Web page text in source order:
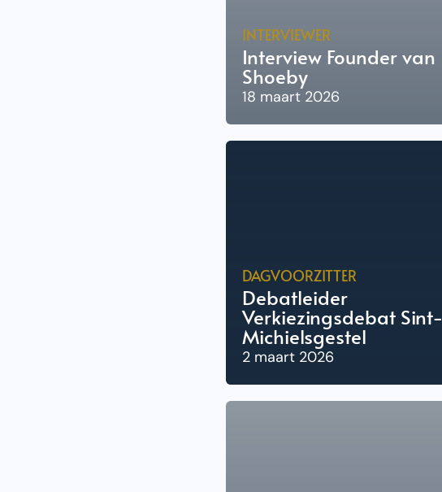
INTERVIEWER
Interview Founder van
Shoeby
18 maart 2026
DAGVOORZITTER
Debatleider
Verkiezingsdebat Sint-
Michielsgestel
2 maart 2026